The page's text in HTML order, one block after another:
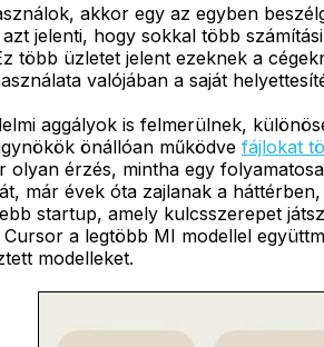
akkor egy az egyben
jelenti, hogy sokkal több
több üzletet jelent ezeknek a
valójában a saját
aggályok is felmerülnek,
önállóan működve fájlokat
olyan érzés, mintha egy
már évek óta zajlanak a
startup, amely kulcsszerepet
a legtöbb MI modellel
modelleket.